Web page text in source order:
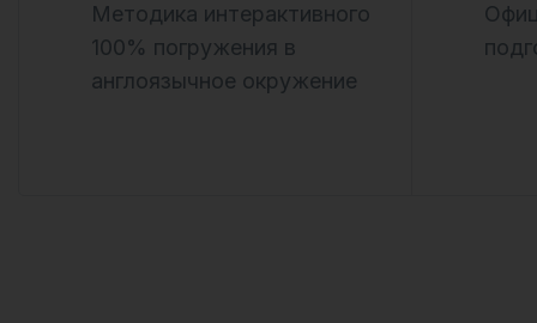
Методика интерактивного
100% погружения в
англоязычное окружение